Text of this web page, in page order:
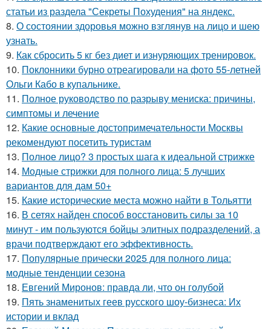
статьи из раздела "Секреты Похудения" на яндекс.
8. О состоянии здоровья можно взглянув на лицо и шею
узнать.
9. Как сбросить 5 кг без диет и изнуряющих тренировок.
10. Поклонники бурно отреагировали на фото 55-летней
Ольги Кабо в купальнике.
11. Полное руководство по разрыву мениска: причины,
симптомы и лечение
12. Какие основные достопримечательности Москвы
рекомендуют посетить туристам
13. Полное лицо? 3 простых шага к идеальной стрижке
14. Модные стрижки для полного лица: 5 лучших
вариантов для дам 50+
15. Какие исторические места можно найти в Тольятти
16. В сетях найден способ восстановить силы за 10
минут - им пользуются бойцы элитных подразделений, а
врачи подтверждают его эффективность.
17. Популярные прически 2025 для полного лица:
модные тенденции сезона
18. Евгений Миронов: правда ли, что он голубой
19. Пять знаменитых геев русского шоу-бизнеса: Их
истории и вклад